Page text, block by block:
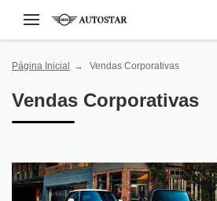
Página Inicial Vendas Corporativas
Vendas Corporativas